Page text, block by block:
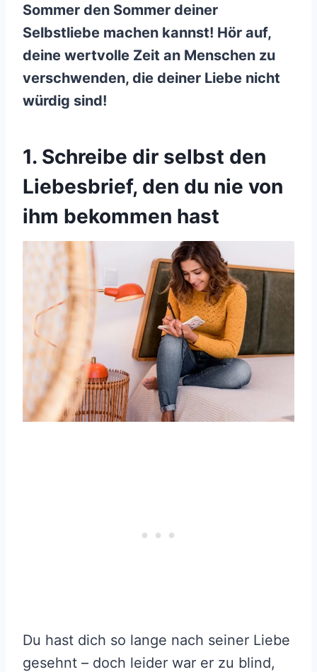
Sommer den Sommer deiner
Selbstliebe machen kannst! Hör auf,
deine wertvolle Zeit an Menschen zu
verschwenden, die deiner Liebe nicht
würdig sind!
1. Schreibe dir selbst den
Liebesbrief, den du nie von
ihm bekommen hast
Du hast dich so lange nach seiner Liebe
gesehnt – doch leider war er zu blind,